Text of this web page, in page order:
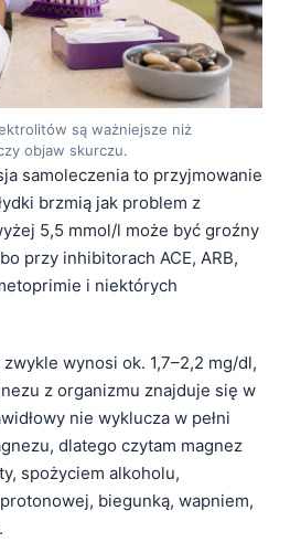
są ważniejsze niż
objaw skurczu.
samoleczenia to przyjmowanie
brzmią jak problem z
5,5 mmol/l może być groźny
przy inhibitorach ACE, ARB,
i niektórych
wynosi ok. 1,7–2,2 mg/dl,
z organizmu znajduje się w
nie wyklucza w pełni
dlatego czytam magnez
spożyciem alkoholu,
biegunką, wapniem,